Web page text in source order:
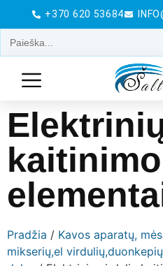
+370 620 53684
kaitinimo
Pradžia / Kavos aparatų,
mikserių,el